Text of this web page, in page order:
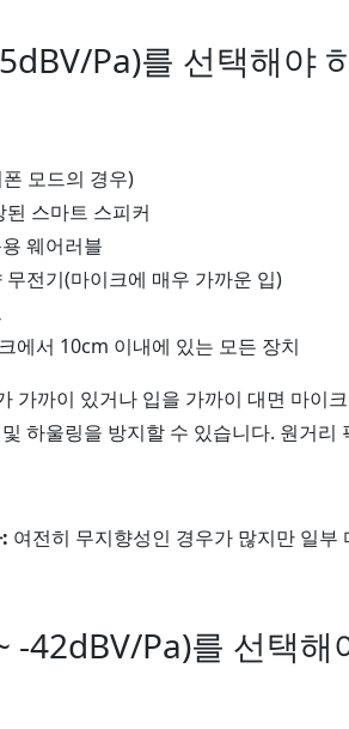
Pa)를 선택해야
모드의 경우)
스마트 스피커
웨어러블
전기(마이크에 매우 가까운 입)
에서 10cm 이내에 있는 모든 장치
가까이 있거나 입을 가까이 대면 마이
하울링을 방지할 수 있습니다. 원거
여전히 무지향성인 경우가 많지만 일
-42dBV/Pa)를 선택해